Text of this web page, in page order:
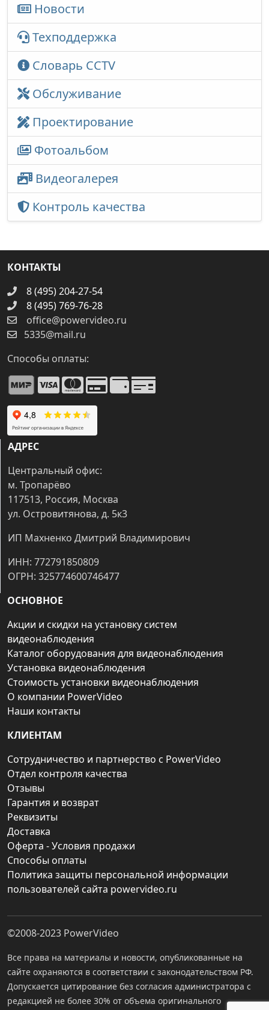
Новости
Техподдержка
Словарь CCTV
Обслуживание
Проектирование
Фотоальбом
Видеогалерея
Контроль качества
КОНТАКТЫ
8 (495) 204-27-54
8 (495) 769-76-28
office@powervideo.ru
5335@mail.ru
Способы оплаты:
АДРЕС
Центральный офис:
м. Тропарёво
117513, Россия, Москва
ул. Островитянова, д. 5к3
ИП Махненко Дмитрий Владимирович
ИНН: 772791850809
ОГРН: 325774600746477
ОСНОВНОЕ
Акции и скидки на установку систем
видеонаблюдения
Каталог оборудования для видеонаблюдения
Установка видеонаблюдения
Стоимость установки видеонаблюдения
О компании PowerVideo
Наши контакты
КЛИЕНТАМ
Сотрудничество и партнерство с PowerVideo
Отдел контроля качества
Отзывы
Гарантия и возврат
Реквизиты
Доставка
Оферта - Условия продажи
Способы оплаты
Политика защиты персональной информации
пользователей сайта powervideo.ru
©2008-2023 PowerVideo
Все права на материалы и новости, опубликованные на
сайте охраняются в соответствии с законодательством РФ.
Допускается цитирование без согласия администратора с
редакцией не более 30% от объема оригинального